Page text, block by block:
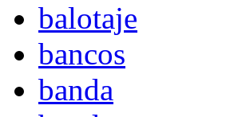
balotaje
bancos
banda